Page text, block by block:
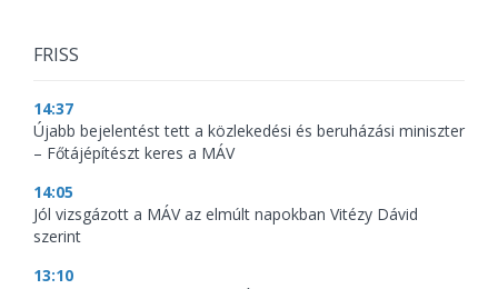
FRISS
14:37
Újabb bejelentést tett a közlekedési és beruházási miniszter
– Főtájépítészt keres a MÁV
14:05
Jól vizsgázott a MÁV az elmúlt napokban Vitézy Dávid
szerint
13:10